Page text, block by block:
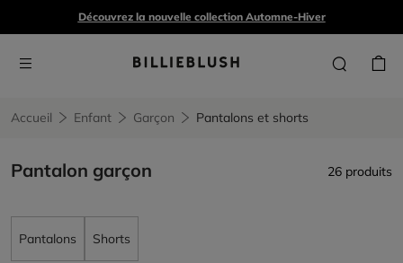
Découvrez la nouvelle collection Automne-Hiver
Accueil Enfant Garçon Pantalons et shorts
Pantalon garçon 26 produits
Pantalons Shorts